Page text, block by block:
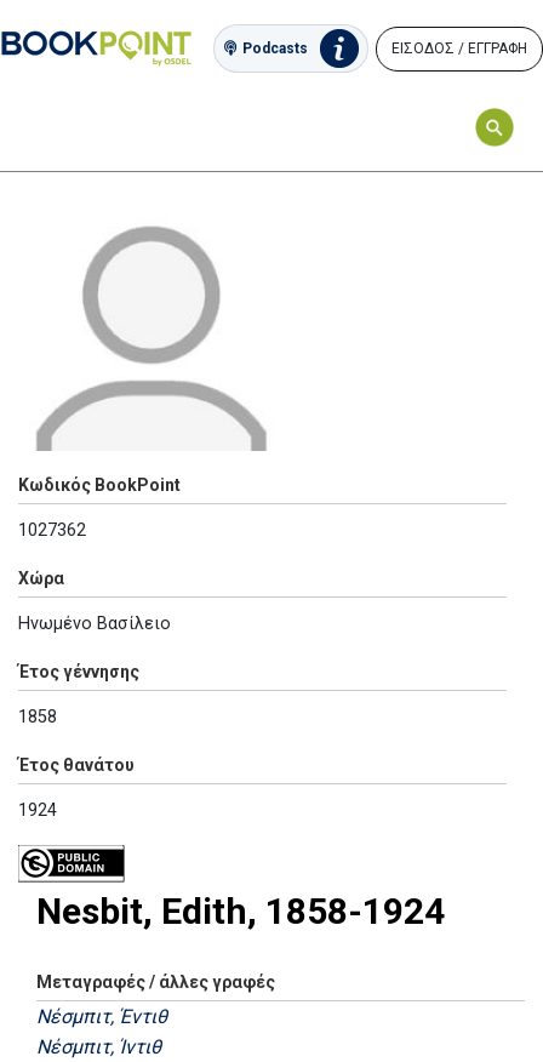
Podcasts ΕΙΣΟΔΟΣ / ΕΓΓΡΑΦΗ
Κωδικός BookPoint
1027362
Χώρα
Ηνωμένο Βασίλειο
Έτος γέννησης
1858
Έτος θανάτου
1924
Nesbit, Edith, 1858-1924
Μεταγραφές / άλλες γραφές
Νέσμπιτ, Έντιθ
Νέσμπιτ, Ίντιθ